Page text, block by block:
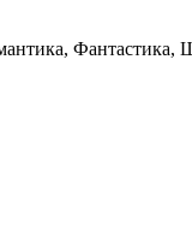
Фантастика,